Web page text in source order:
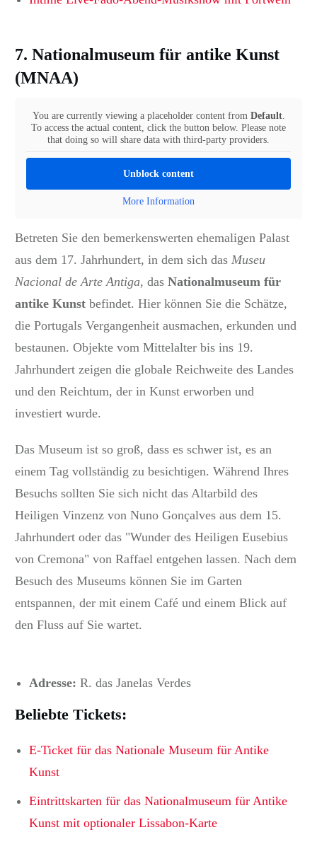
7. Nationalmuseum für antike Kunst
(MNAA)
You are currently viewing a placeholder content from Default.
To access the actual content, click the button below. Please note
that doing so will share data with third-party providers.
Unblock content
More Information
Betreten Sie den bemerkenswerten ehemaligen Palast
aus dem 17. Jahrhundert, in dem sich das Museu
Nacional de Arte Antiga, das Nationalmuseum für
antike Kunst befindet. Hier können Sie die Schätze,
die Portugals Vergangenheit ausmachen, erkunden und
bestaunen. Objekte vom Mittelalter bis ins 19.
Jahrhundert zeigen die globale Reichweite des Landes
und den Reichtum, der in Kunst erworben und
investiert wurde.
Das Museum ist so groß, dass es schwer ist, es an
einem Tag vollständig zu besichtigen. Während Ihres
Besuchs sollten Sie sich nicht das Altarbild des
Heiligen Vinzenz von Nuno Gonçalves aus dem 15.
Jahrhundert oder das "Wunder des Heiligen Eusebius
von Cremona" von Raffael entgehen lassen. Nach dem
Besuch des Museums können Sie im Garten
entspannen, der mit einem Café und einem Blick auf
den Fluss auf Sie wartet.
Adresse: R. das Janelas Verdes
Beliebte Tickets:
E-Ticket für das Nationale Museum für Antike
Kunst
Eintrittskarten für das Nationalmuseum für Antike
Kunst mit optionaler Lissabon-Karte